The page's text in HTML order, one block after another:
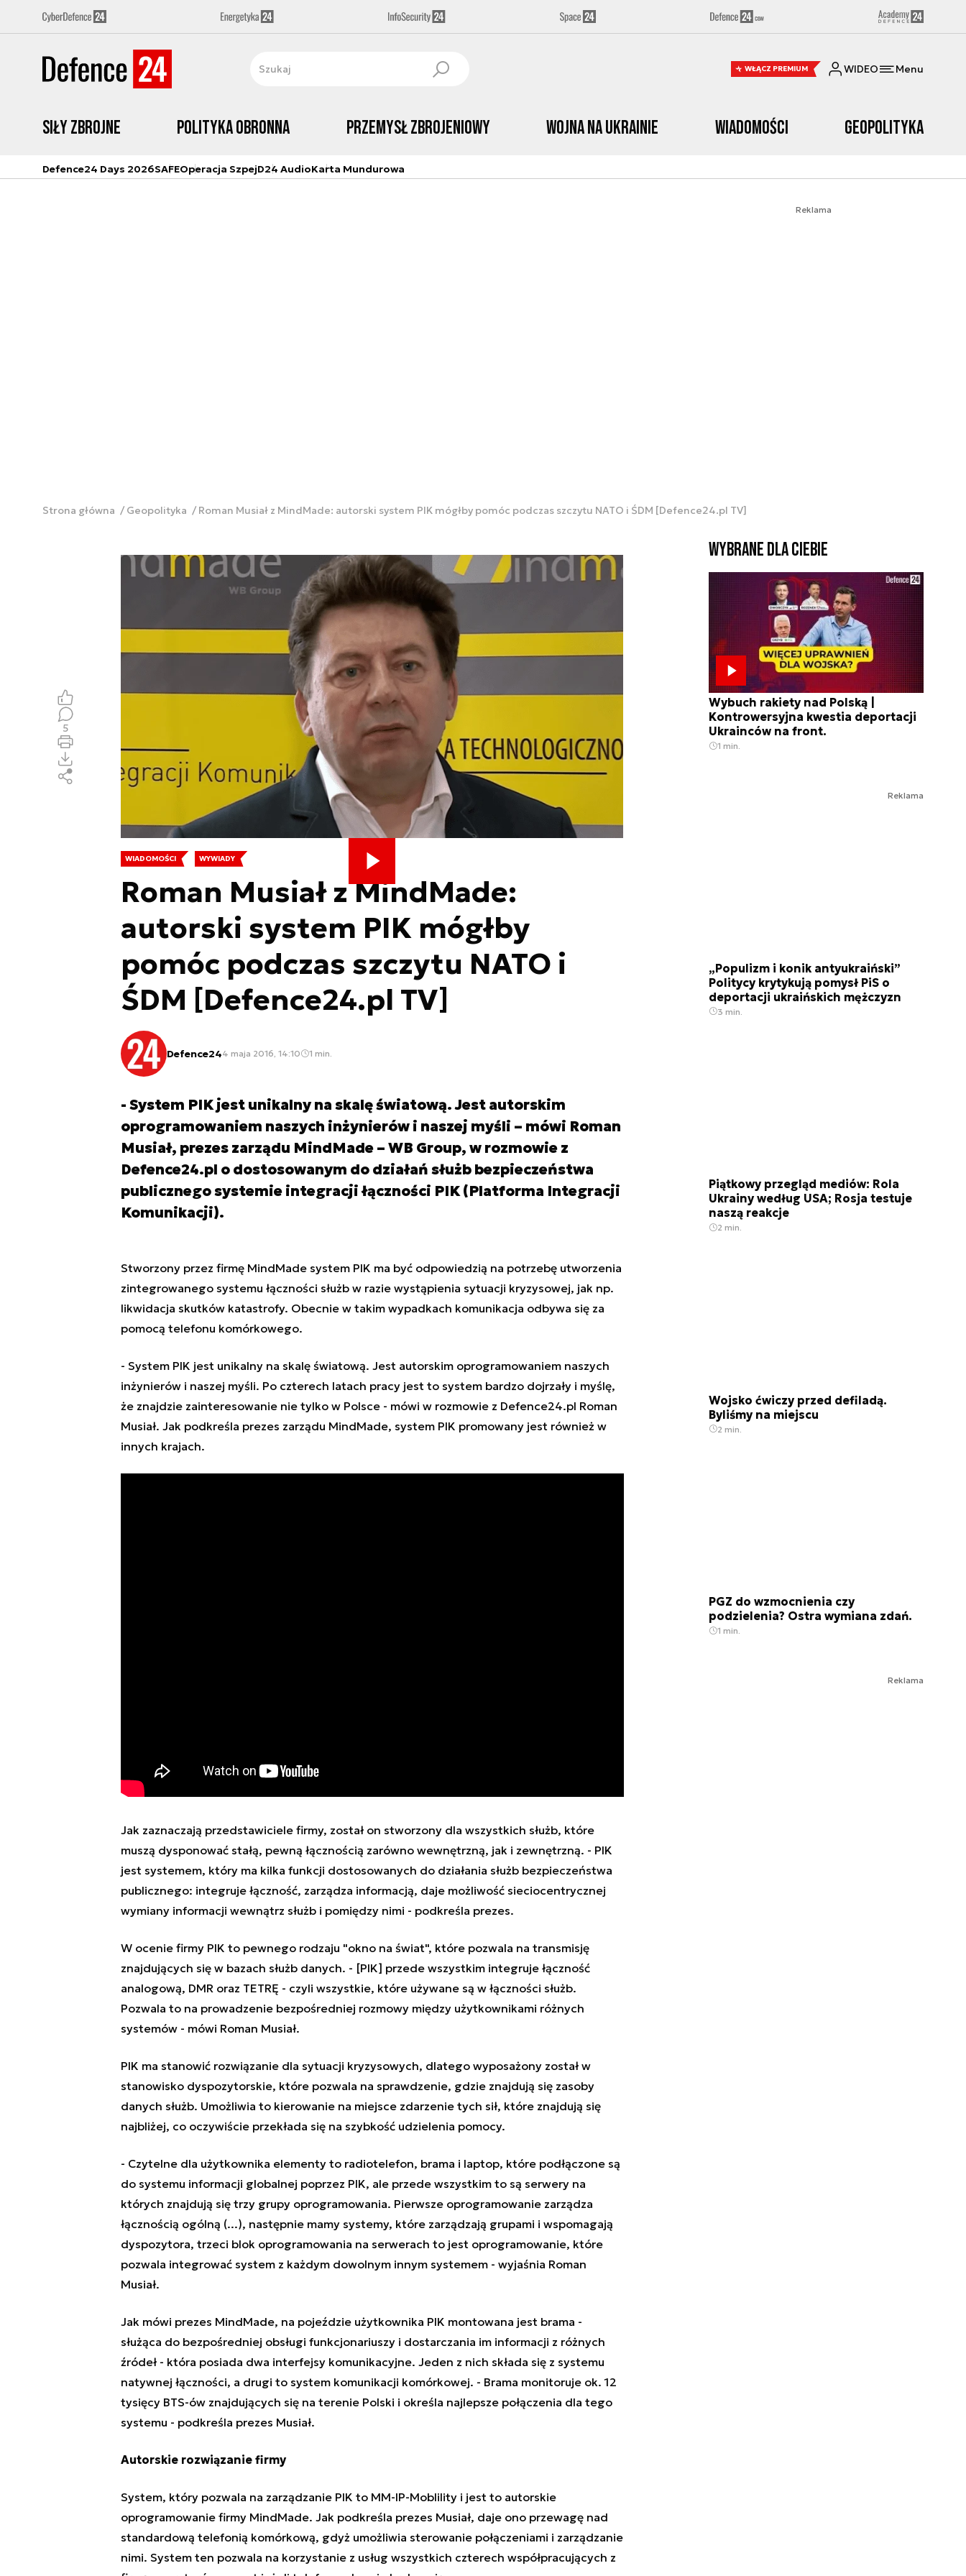
WŁĄCZ PREMIUM WIDEO Menu
Siły zbrojne Polityka obronna Przemysł Zbrojeniowy Wojna na Ukrainie Wiadomości Geopolityka
Defence24 Days 2026SAFEOperacja SzpejD24 AudioKarta Mundurowa
Reklama
Strona główna Geopolityka Roman Musiał z MindMade: autorski system PIK mógłby pomóc podczas szczytu NATO i ŚDM [Defence24.pl TV]
WIADOMOŚCI WYWIADY
Roman Musiał z MindMade:
autorski system PIK mógłby
pomóc podczas szczytu NATO i
ŚDM [Defence24.pl TV]
Defence244 maja 2016, 14:10 1 min.
- System PIK jest unikalny na skalę światową. Jest autorskim
oprogramowaniem naszych inżynierów i naszej myśli – mówi Roman
Musiał, prezes zarządu MindMade – WB Group, w rozmowie z
Defence24.pl o dostosowanym do działań służb bezpieczeństwa
publicznego systemie integracji łączności PIK (Platforma Integracji
Komunikacji).
5
Stworzony przez firmę MindMade system PIK ma być odpowiedzią na potrzebę utworzenia
zintegrowanego systemu łączności służb w razie wystąpienia sytuacji kryzysowej, jak np.
likwidacja skutków katastrofy. Obecnie w takim wypadkach komunikacja odbywa się za
pomocą telefonu komórkowego.
- System PIK jest unikalny na skalę światową. Jest autorskim oprogramowaniem naszych
inżynierów i naszej myśli. Po czterech latach pracy jest to system bardzo dojrzały i myślę,
że znajdzie zainteresowanie nie tylko w Polsce- mówi w rozmowie z Defence24.pl Roman
Musiał. Jak podkreśla prezes zarządu MindMade, system PIK promowany jest również w
innych krajach.
Jak zaznaczają przedstawiciele firmy, został on stworzony dla wszystkich służb, które
muszą dysponować stałą, pewną łącznością zarówno wewnętrzną, jak i zewnętrzną. - PIK
jest systemem, który ma kilka funkcji dostosowanych do działania służb bezpieczeństwa
publicznego: integruje łączność, zarządza informacją, daje możliwość sieciocentrycznej
wymiany informacji wewnątrz służb i pomiędzy nimi - podkreśla prezes.
W ocenie firmy PIK to pewnego rodzaju "okno na świat", które pozwala na transmisję
znajdujących się w bazach służb danych. - [PIK] przede wszystkim integruje łączność
analogową, DMR oraz TETRĘ - czyli wszystkie, które używane są w łączności służb.
Pozwala to na prowadzenie bezpośredniej rozmowy między użytkownikami różnych
systemów- mówi Roman Musiał.
PIK ma stanowić rozwiązanie dla sytuacji kryzysowych, dlatego wyposażony został w
stanowisko dyspozytorskie, które pozwala na sprawdzenie, gdzie znajdują się zasoby
danych służb. Umożliwia to kierowanie na miejsce zdarzenie tych sił, które znajdują się
najbliżej, co oczywiście przekłada się na szybkość udzielenia pomocy.
- Czytelne dla użytkownika elementy to radiotelefon, brama i laptop, które podłączone są
do systemu informacji globalnej poprzez PIK, ale przede wszystkim to są serwery na
których znajdują się trzy grupy oprogramowania. Pierwsze oprogramowanie zarządza
łącznością ogólną (...), następnie mamy systemy, które zarządzają grupami i wspomagają
dyspozytora, trzeci blok oprogramowania na serwerach to jest oprogramowanie, które
pozwala integrować system z każdym dowolnym innym systemem- wyjaśnia Roman
Musiał.
Jak mówi prezes MindMade, na pojeździe użytkownika PIK montowana jest brama -
służąca do bezpośredniej obsługi funkcjonariuszy i dostarczania im informacji z różnych
źródeł - która posiada dwa interfejsy komunikacyjne. Jeden z nich składa się z systemu
natywnej łączności, a drugi to system komunikacji komórkowej. - Brama monitoruje ok. 12
tysięcy BTS-ów znajdujących się na terenie Polski i określa najlepsze połączenia dla tego
systemu - podkreśla prezes Musiał.
Autorskie rozwiązanie firmy
System, który pozwala na zarządzanie PIK to MM-IP-Moblility i jest to autorskie
oprogramowanie firmy MindMade. Jak podkreśla prezes Musiał, daje ono przewagę nad
standardową telefonią komórkową, gdyż umożliwia sterowanie połączeniami i zarządzanie
nimi. System ten pozwala na korzystanie z usług wszystkich czterech współpracujących z
Wybrane dla Ciebie
Wybuch rakiety nad Polską |
Kontrowersyjna kwestia deportacji
Ukrainców na front.
1 min.
Reklama
„Populizm i konik antyukraiński”
Politycy krytykują pomysł PiS o
deportacji ukraińskich mężczyzn
3 min.
Piątkowy przegląd mediów: Rola
Ukrainy według USA; Rosja testuje
naszą reakcje
2 min.
Wojsko ćwiczy przed defiladą.
Byliśmy na miejscu
2 min.
PGZ do wzmocnienia czy
podzielenia? Ostra wymiana zdań.
1 min.
Reklama